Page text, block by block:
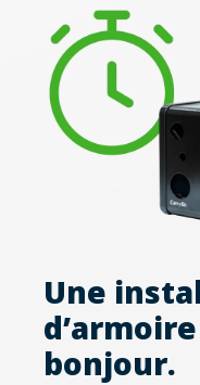
Une
bonjour.